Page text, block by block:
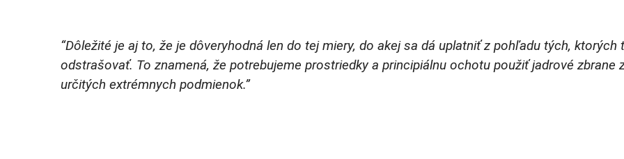
“Dôležité je aj to, že je dôveryhodná len do tej miery, do akej sa dá uplatniť z pohľadu tých, ktorých
odstrašovať. To znamená, že potrebujeme prostriedky a principiálnu ochotu použiť jadrové zbrane
určitých extrémnych podmienok.”